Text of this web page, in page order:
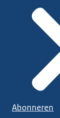
Abonneren